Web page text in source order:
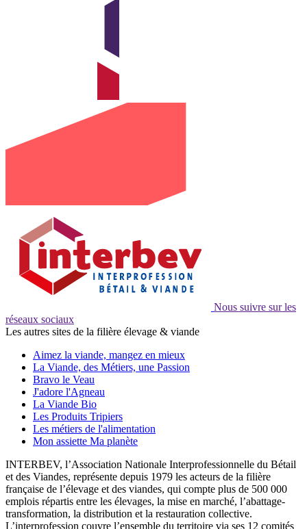
Nous suivre sur les
réseaux sociaux
Les autres sites de la filière élevage & viande
Aimez la viande, mangez en mieux
La Viande, des Métiers, une Passion
Bravo le Veau
J'adore l'Agneau
La Viande Bio
Les Produits Tripiers
Les métiers de l'alimentation
Mon assiette Ma planète
INTERBEV, l’Association Nationale Interprofessionnelle du Bétail
et des Viandes, représente depuis 1979 les acteurs de la filière
française de l’élevage et des viandes, qui compte plus de 500 000
emplois répartis entre les élevages, la mise en marché, l’abattage-
transformation, la distribution et la restauration collective.
L’interprofession couvre l’ensemble du territoire via ses 12 comités